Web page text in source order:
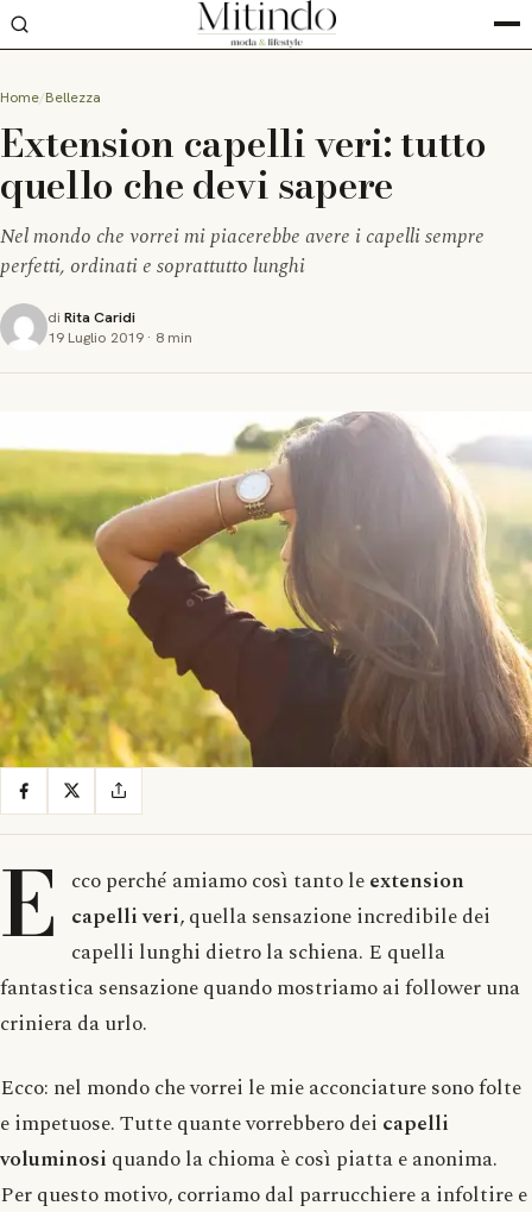
Home Bellezza
Extension capelli veri: tutto
quello che devi sapere
Nel mondo che vorrei mi piacerebbe avere i capelli sempre
perfetti, ordinati e soprattutto lunghi
di Rita Caridi
19 Luglio 2019 · 8 min
E cco perché amiamo così tanto leextension
capelli veri, quella sensazione incredibile dei
capelli lunghi dietro la schiena. E quella
fantastica sensazione quando mostriamo ai follower una
criniera da urlo.
Ecco: nel mondo che vorrei le mie acconciature sono folte
e impetuose. Tutte quante vorrebbero dei capelli
voluminosi quando la chioma è così piatta e anonima.
Per questo motivo, corriamo dal parrucchiere a infoltire e